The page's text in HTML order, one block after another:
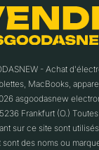
- Achat
MacBooks,
asgoodasnew
Frankfurt (O.)
sur ce site sont
sont des noms ou